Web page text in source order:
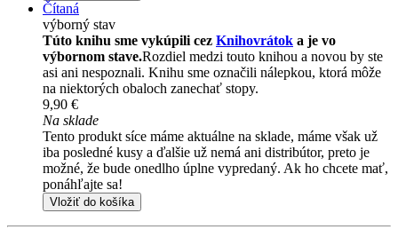
Čítaná
výborný stav
Túto knihu sme vykúpili cez Knihovrátok a je vo
výbornom stave.Rozdiel medzi touto knihou a novou by ste
asi ani nespoznali. Knihu sme označili nálepkou, ktorá môže
na niektorých obaloch zanechať stopy.
9,90 €
Na sklade
Tento produkt síce máme aktuálne na sklade, máme však už
iba posledné kusy a ďalšie už nemá ani distribútor, preto je
možné, že bude onedlho úplne vypredaný. Ak ho chcete mať,
ponáhľajte sa!
Vložiť do košíka